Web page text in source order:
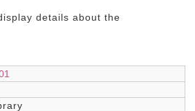
details about the